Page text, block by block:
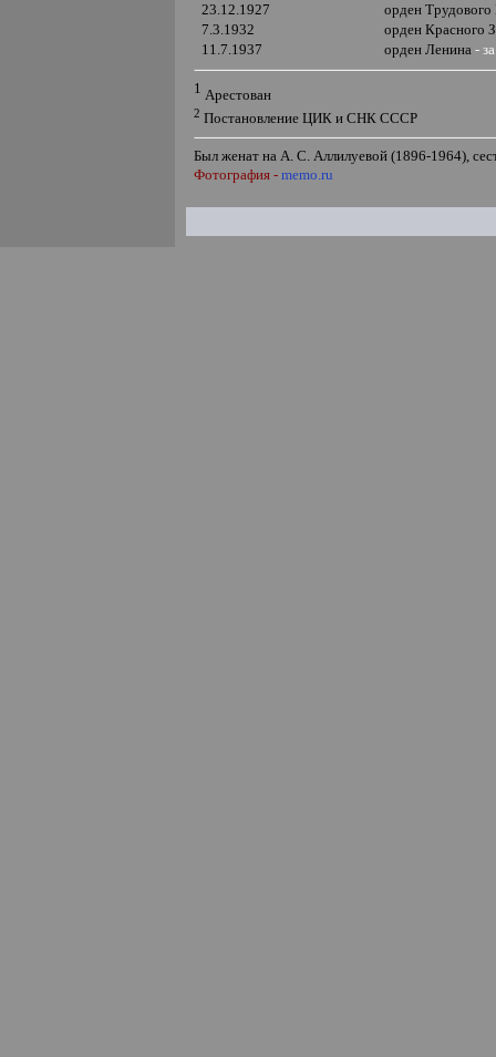
23.12.1927
орден
7.3.1932
орден Красного
11.7.1937
орден Ленина-
1 Арестован
2 Постановление ЦИК и СНК СССР
Был женат на А. С. Аллилуевой (1896-1964),
Фотография - memo.ru